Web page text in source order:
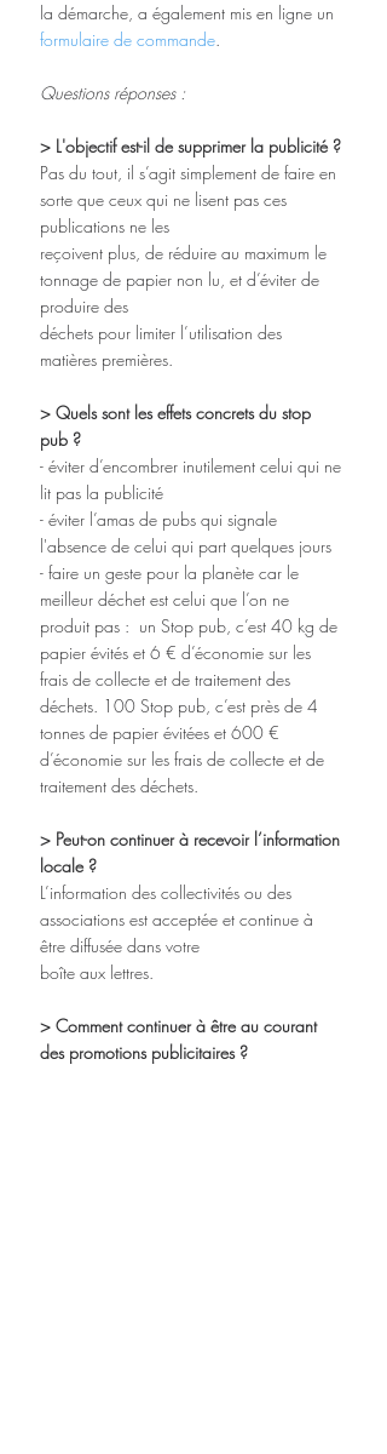
la démarche, a également mis en ligne un
formulaire de commande.
Questions réponses :
> L'objectif est-il de supprimer la publicité ?
Pas du tout, il s’agit simplement de faire en
sorte que ceux qui ne lisent pas ces
publications ne les
reçoivent plus, de réduire au maximum le
tonnage de papier non lu, et d’éviter de
produire des
déchets pour limiter l’utilisation des
matières premières.
> Quels sont les effets concrets du stop
pub ?
- éviter d’encombrer inutilement celui qui ne
lit pas la publicité
- éviter l’amas de pubs qui signale
l'absence de celui qui part quelques jours
- faire un geste pour la planète car le
meilleur déchet est celui que l’on ne
produit pas :  un Stop pub, c’est 40 kg de
papier évités et 6 € d’économie sur les
frais de collecte et de traitement des
déchets. 100 Stop pub, c’est près de 4
tonnes de papier évitées et 600 €
d’économie sur les frais de collecte et de
traitement des déchets.
> Peut-on continuer à recevoir l’information
locale ?
L’information des collectivités ou des
associations est acceptée et continue à
être diffusée dans votre
boîte aux lettres.
> Comment continuer à être au courant
des promotions publicitaires ?